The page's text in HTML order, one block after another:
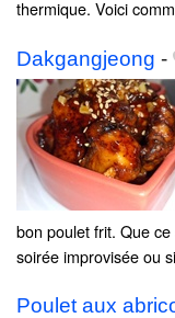
thermique. Voici
Dakgangjeong -
bon poulet frit. Que
soirée improvisée ou
Poulet aux